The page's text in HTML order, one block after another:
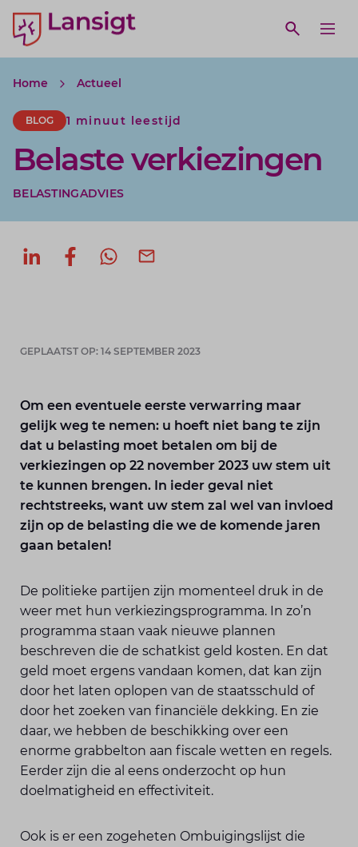
Lansigt Accountants logo
Open
search website
Home Actueel
BLOG 1 minuut leestijd
Belaste verkiezingen
BELASTINGADVIES
Deel op LinkedIn
Deel op Facebook
GEPLAATST OP: 14 SEPTEMBER 2023
Om een eventuele eerste verwarring maar
gelijk weg te nemen: u hoeft niet bang te zijn
dat u belasting moet betalen om bij de
verkiezingen op 22 november 2023 uw stem uit
te kunnen brengen. In ieder geval niet
rechtstreeks, want uw stem zal wel van invloed
zijn op de belasting die we de komende jaren
gaan betalen!
De politieke partijen zijn momenteel druk in de
weer met hun verkiezingsprogramma. In zo’n
programma staan vaak nieuwe plannen
beschreven die de schatkist geld kosten. En dat
geld moet ergens vandaan komen, dat kan zijn
door het laten oplopen van de staatsschuld of
door het zoeken van financiële dekking. En zie
daar, we hebben de beschikking over een
enorme grabbelton aan fiscale wetten en regels.
Eerder zijn die al eens onderzocht op hun
doelmatigheid en effectiviteit.
Ook is er een zogeheten Ombuigingslijst die